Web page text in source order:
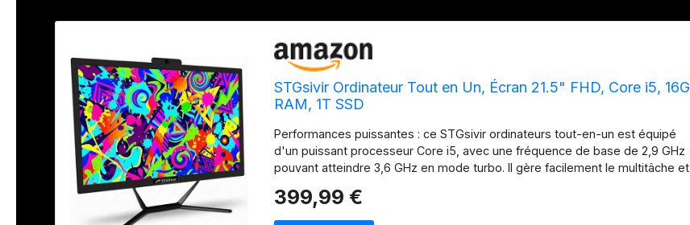
STGsivir Ordinateur Tout en Un, Écran 21.5" FHD, Core i5, 16G
RAM, 1T SSD
Performances puissantes : ce STGsivir ordinateurs tout-en-un est équipé
d'un puissant processeur Core i5, avec une fréquence de base de 2,9 GHz
pouvant atteindre 3,6 GHz en mode turbo. Il gère facilement le multitâche et
démarrage rapide des programmes et un chargement fluide, pour une
expérience utilisateur optimale. Écran de qualité : ce pc tout en un est équipé
399,99 €